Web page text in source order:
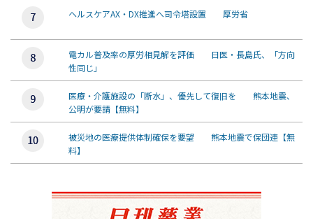
ヘルスケアAX・DX推進へ司令塔設置 厚労省
電カル普及率の厚労相見解を評価 日医・長島氏、「方向
性同じ」
医療・介護施設の「断水」、優先して復旧を 熊本地震、
公明が要請【無料】
被災地の医療提供体制確保を要望 熊本地震で保団連【無
料】